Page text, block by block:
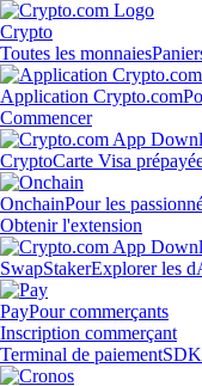
Crypto
Toutes les monnaies
Application Crypto.com
Commencer
CryptoCarte Visa
OnchainPour les
Obtenir l'extension
SwapStakerExplorer les
PayPour commerçants
Inscription commerçant
Terminal de paiement